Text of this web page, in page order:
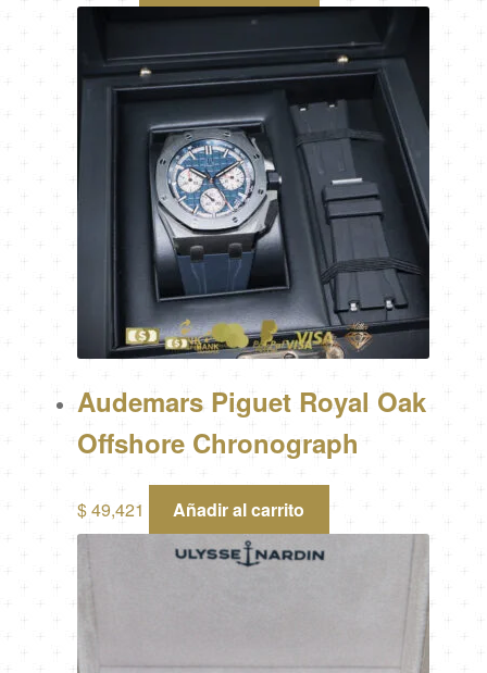
Audemars Piguet Royal Oak
Offshore Chronograph
$49,421 Añadir al carrito